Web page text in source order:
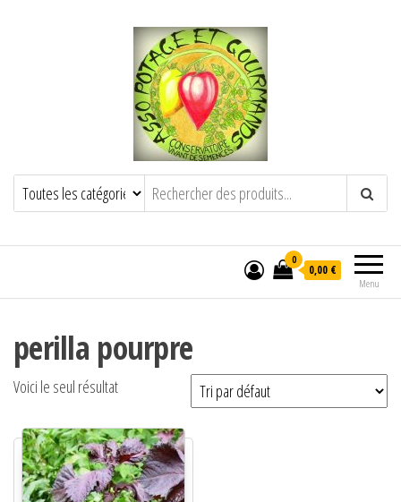
POTAGE ET GOURMANDSSemence paysanne naturelle
——————————————-
Menu
0
0,00 €
perilla pourpre
Voici le seul résultat